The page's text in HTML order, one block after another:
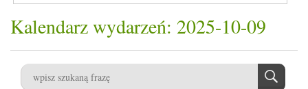
Kalendarz wydarzeń: 2025-10-09